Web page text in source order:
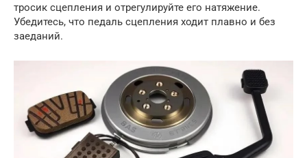
тросик сцепления и отрегулируйте его натяжение.
Убедитесь, что педаль сцепления ходит плавно и без
заеданий.